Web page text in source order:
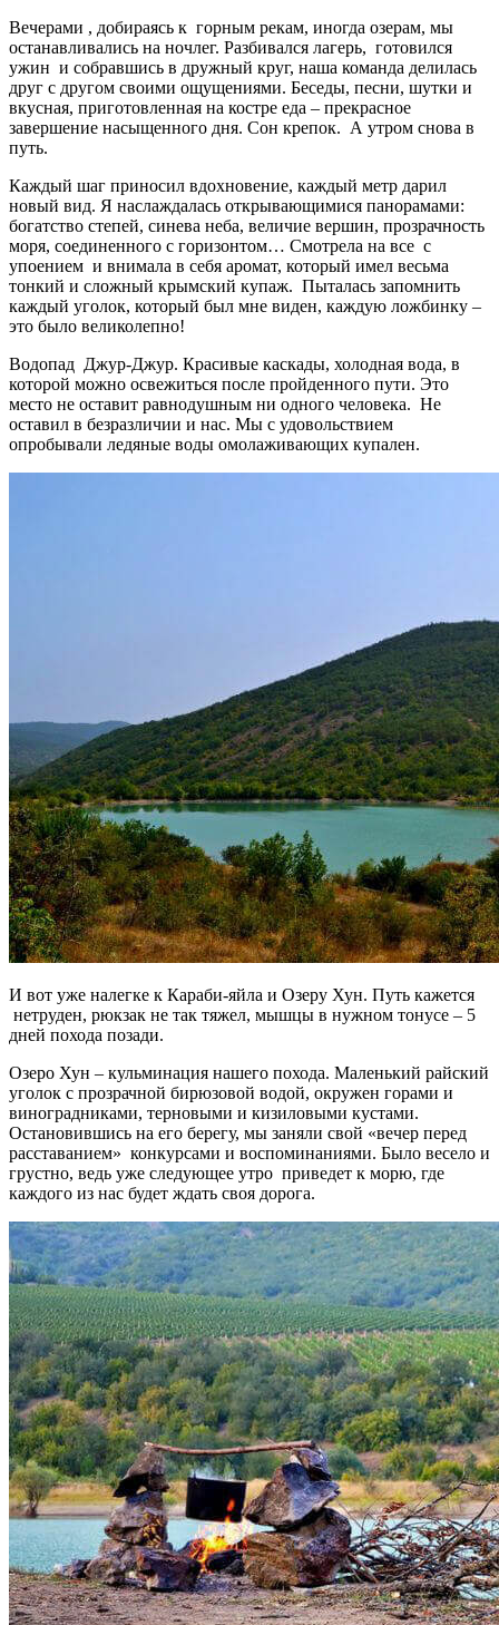
Вечерами , добираясь к горным рекам, иногда озерам, мы
останавливались на ночлег. Разбивался лагерь, готовился
ужин и собравшись в дружный круг, наша команда делилась
друг с другом своими ощущениями. Беседы, песни, шутки и
вкусная, приготовленная на костре еда – прекрасное
завершение насыщенного дня. Сон крепок. А утром снова в
путь.
Каждый шаг приносил вдохновение, каждый метр дарил
новый вид. Я наслаждалась открывающимися панорамами:
богатство степей, синева неба, величие вершин, прозрачность
моря, соединенного с горизонтом… Смотрела на все с
упоением и внимала в себя аромат, который имел весьма
тонкий и сложный крымский купаж. Пыталась запомнить
каждый уголок, который был мне виден, каждую ложбинку –
это было великолепно!
Водопад Джур-Джур. Красивые каскады, холодная вода, в
которой можно освежиться после пройденного пути. Это
место не оставит равнодушным ни одного человека. Не
оставил в безразличии и нас. Мы с удовольствием
опробывали ледяные воды омолаживающих купален.
И вот уже налегке к Караби-яйла и Озеру Хун. Путь кажется
нетруден, рюкзак не так тяжел, мышцы в нужном тонусе – 5
дней похода позади.
Озеро Хун – кульминация нашего похода. Маленький райский
уголок с прозрачной бирюзовой водой, окружен горами и
виноградниками, терновыми и кизиловыми кустами.
Остановившись на его берегу, мы заняли свой «вечер перед
расставанием» конкурсами и воспоминаниями. Было весело и
грустно, ведь уже следующее утро приведет к морю, где
каждого из нас будет ждать своя дорога.